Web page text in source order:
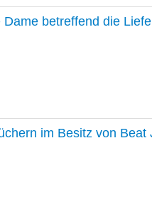
betreffend die
im Besitz von Beat